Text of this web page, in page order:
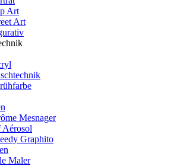
Art
Art
Mesnager
Aérosol
Graphito
Maler